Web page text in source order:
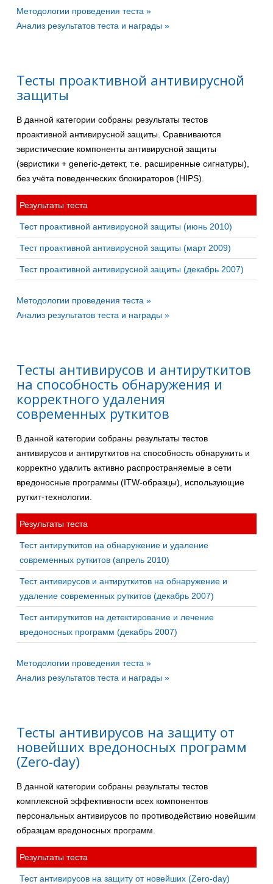
Методологии проведения теста »
Анализ результатов теста и награды »
Тесты проактивной антивирусной
защиты
В данной категории собраны результаты тестов
проактивной антивирусной защиты. Cравниваются
эвристические компоненты антивирусной защиты
(эвристики + generic-детект, т.е. расширенные сигнатуры),
без учёта поведенческих блокираторов (HIPS).
Результаты теста
Тест проактивной антивирусной защиты (июнь 2010)
Тест проактивной антивирусной защиты (март 2009)
Тест проактивной антивирусной защиты (декабрь 2007)
Методологии проведения теста »
Анализ результатов теста и награды »
Тесты антивирусов и антируткитов
на способность обнаружения и
корректного удаления
современных руткитов
В данной категории собраны результаты тестов
антивирусов и антируткитов на способность обнаружить и
корректно удалить активно распространяемые в сети
вредоносные программы (ITW-образцы), использующие
руткит-технологии.
Результаты теста
Тест антируткитов на обнаружение и удаление
современных руткитов (апрель 2010)
Тест антивирусов и антируткитов на обнаружение и
удаление современных руткитов (декабрь 2007)
Тест антируткитов на детектирование и лечение
вредоносных программ (декабрь 2007)
Методологии проведения теста »
Анализ результатов теста и награды »
Тесты антивирусов на защиту от
новейших вредоносных программ
(Zero-day)
В данной категории собраны результаты тестов
комплексной эффективности всех компонентов
персональных антивирусов по противодействию новейшим
образцам вредоносных программ.
Результаты теста
Тест антивирусов на защиту от новейших (Zero-day)